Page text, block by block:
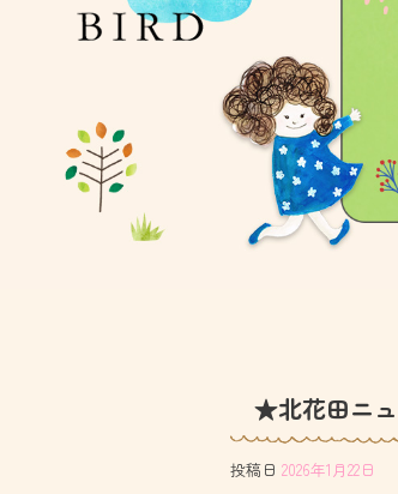
★北花田ニ
投稿日 2026年1月22日